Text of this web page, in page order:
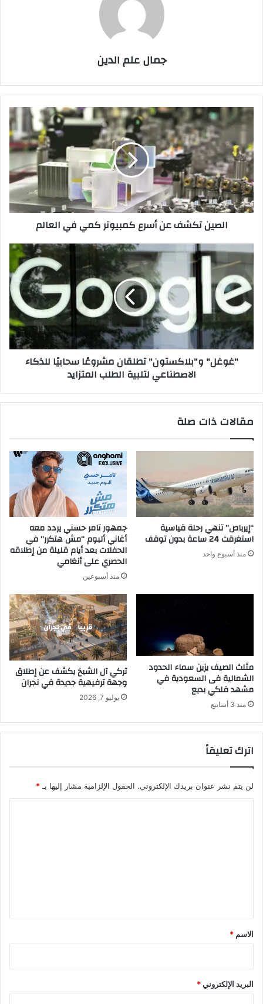
جمال علم الدين
الصين
تكشف
أسرع
كمبيوتر
كمي
في
العالم
الصين تكشف عن أسرع كمبيوتر كمي في العالم
و"بلاكستون"
تطلقان
مشروعًا
سحابيًا
للذكاء
الاصطناعي
لتلبية
الطلب
المتزايد"غوغل" و"بلاكستون" تطلقان مشروعًا سحابيًا للذكاء
الاصطناعي لتلبية الطلب المتزايد
مقالات ذات صلة
“إيرباص” تنهي رحلة قياسية
استغرقت 24 ساعة بدون توقف
منذ أسبوع واحد
جمهور تامر حسني يردد معه
أغاني ألبوم “مش هتكرر” في
الحفلات بعد أيام قليلة من إطلاقه
الحصري على أنغامي
منذ أسبوعين
مثلث الصيف يزين سماء الحدود
الشمالية فى السعودية في
مشهد فلكي بديع
منذ 3 أسابيع
تركي آل الشيخ يكشف عن إطلاق
وجهة ترفيهية جديدة في نجران
يوليو 7, 2026
اترك تعليقاً
لن يتم نشر عنوان بريدك الإلكتروني. الحقول الإلزامية مشار إليها بـ *
*
الاسم *
البريد الإلكتروني*